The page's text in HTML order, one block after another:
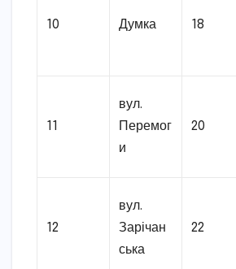
10 Думка 18
11
вул.
Перемог
и
20
12
вул.
Зарічан
ська
22